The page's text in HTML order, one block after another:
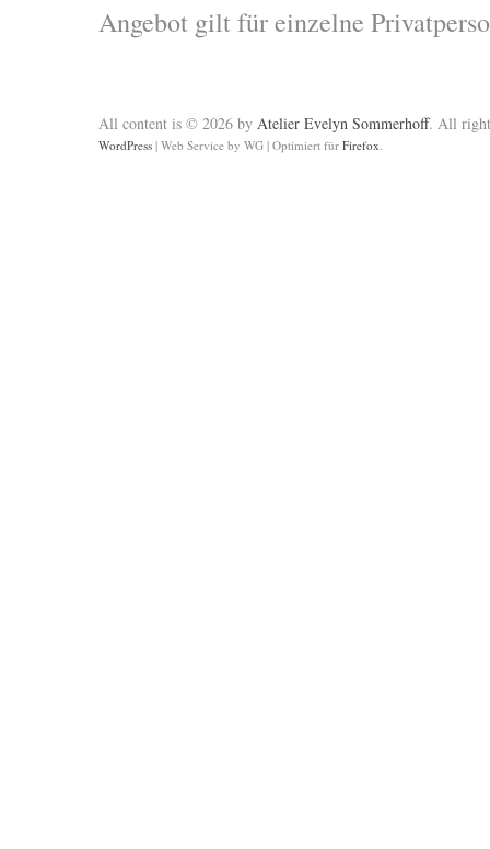
Angebot gilt für einzelne
All content is © 2026 by Atelier Evelyn Sommerhoff. All
WordPress | Web Service by WG | Optimiert für Firefox